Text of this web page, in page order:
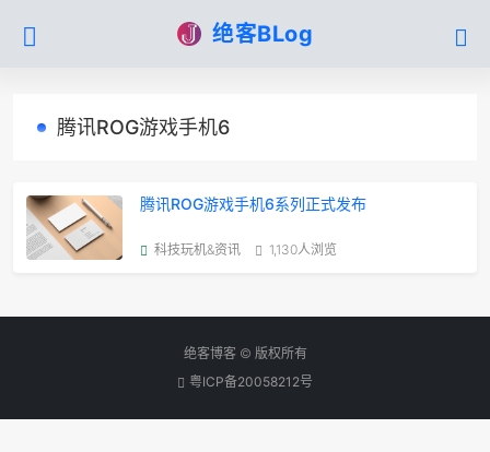
绝客BLog
腾讯ROG游戏手机6
腾讯ROG游戏手机6系列正式发布
科技玩机&资讯 1,130人浏览
绝客博客 © 版权所有
粤ICP备20058212号